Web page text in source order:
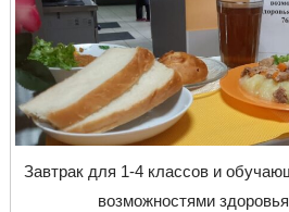
Завтрак для 1-4 классов и
возможностями